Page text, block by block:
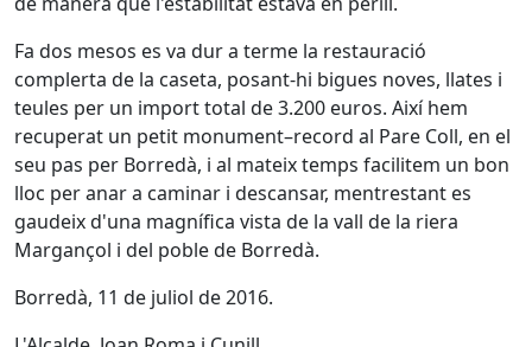
Fa dos mesos es va dur a terme la restauració
complerta de la caseta, posant-hi bigues noves, llates i
teules per un import total de 3.200 euros. Així hem
recuperat un petit monument–record al Pare Coll, en el
seu pas per Borredà, i al mateix temps facilitem un bon
lloc per anar a caminar i descansar, mentrestant es
gaudeix d'una magnífica vista de la vall de la riera
Margançol i del poble de Borredà.
Borredà, 11 de juliol de 2016.